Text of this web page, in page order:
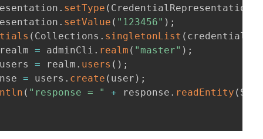
. setType ( CredentialRepresentation
. setValue ( "123456" ) ;
( Collections . singletonList (
realm
= adminCli . realm ( "master" ) ;
users
= realm . users ( ) ;
= users . create ( user ) ;
( "response = " + response . readEntity (